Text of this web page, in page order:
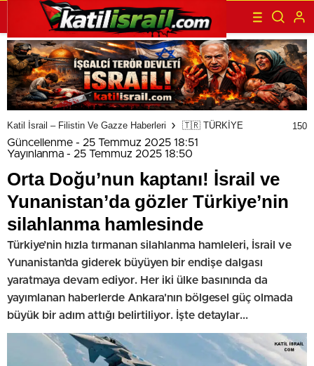
Katil İsrail – Filistin Ve Gazze Haberleri 🇹🇷 TÜRKİYE 150
Güncellenme - 25 Temmuz 2025 18:51
Yayınlanma - 25 Temmuz 2025 18:50
Orta Doğu’nun kaptanı! İsrail ve
Yunanistan’da gözler Türkiye’nin
silahlanma hamlesinde
Türkiye’nin hızla tırmanan silahlanma hamleleri, İsrail ve
Yunanistan’da giderek büyüyen bir endişe dalgası
yaratmaya devam ediyor. Her iki ülke basınında da
yayımlanan haberlerde Ankara'nın bölgesel güç olmada
büyük bir adım attığı belirtiliyor. İşte detaylar...